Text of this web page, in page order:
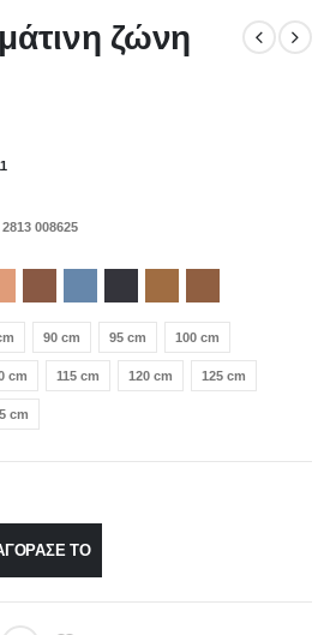
ζώνη
008625
90 cm 95 cm 100 cm
cm 115 cm 120 cm 125 cm
cm
ΤΟ